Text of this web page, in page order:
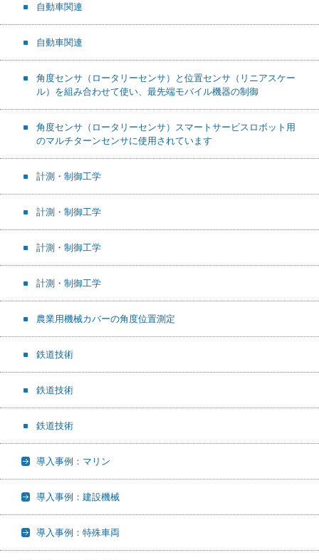
自動車関連
自動車関連
角度センサ（ロータリーセンサ）と位置センサ（リニアスケー
ル）を組み合わせて使い、最先端モバイル機器の制御
角度センサ（ロータリーセンサ）スマートサービスロボット用
のマルチターンセンサに使用されています
計測・制御工学
計測・制御工学
計測・制御工学
計測・制御工学
農業用機械カバーの角度位置測定
鉄道技術
鉄道技術
鉄道技術
導入事例：マリン
導入事例：建設機械
導入事例：特殊車両